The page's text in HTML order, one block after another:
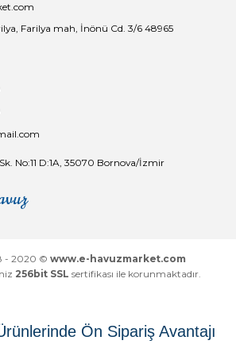
Farilya mah, İnönü Cd. 3/6 48965
No:11 D:1A, 35070 Bornova/İzmir
- 2020 © www.e-havuzmarket.com
256bit SSL sertifikası ile korunmaktadır.
Ön Sipariş Avantajı